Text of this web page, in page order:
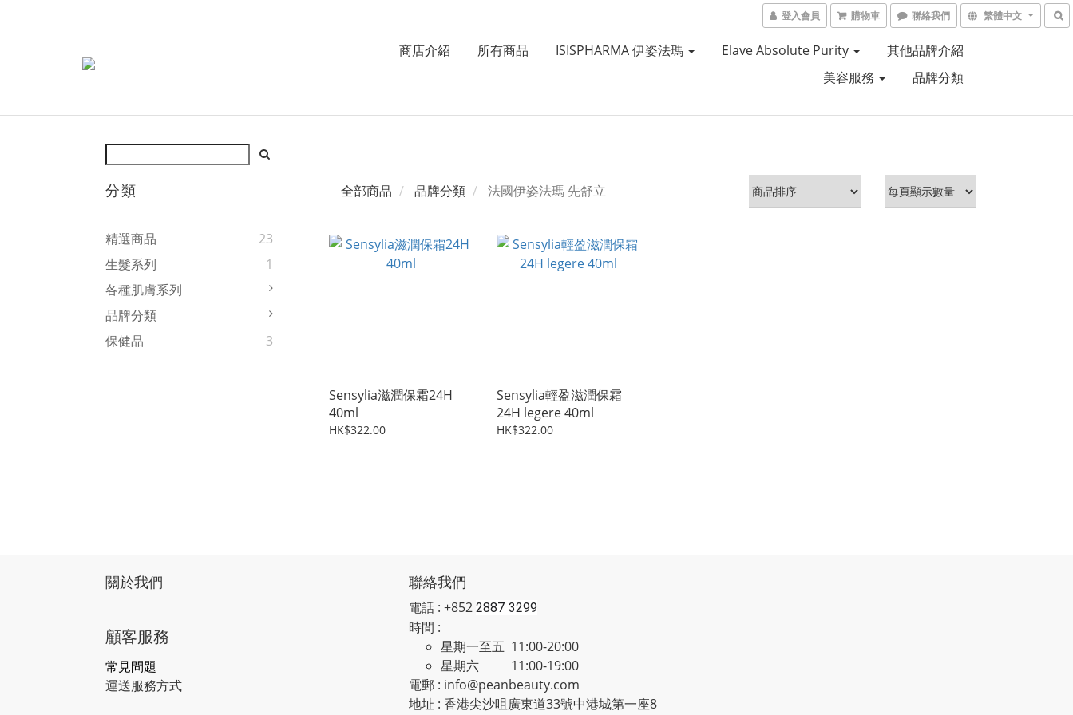
登入會員 購物車 聯絡我們 繁體中文
商店介紹 所有商品 ISISPHARMA 伊姿法瑪 Elave Absolute Purity
其他品牌介紹
美容服務
品牌分類
分類
精選商品
23
生髮系列
1
各種肌膚系列
品牌分類
保健品
3
全部商品 品牌分類 法國伊姿法瑪 先舒立
Sensylia滋潤保霜24H
40ml
HK$322.00
Sensylia輕盈滋潤保霜
24H legere 40ml
HK$322.00
關於我們
顧客服務
常見問題
運送服務方式
聯絡我們
電話 : +852 2887 3299
時間 :
星期一至五 11:00-20:00
星期六 11:00-19:00
電郵 : info@peanbeauty.com
地址 : 香港尖沙咀廣東道33號中港城第一座8